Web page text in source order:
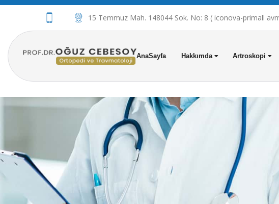
15 Temmuz Mah. 148044 Sok. No: 8 ( iconova-primall
AnaSayfa Hakkımda Artroskopi